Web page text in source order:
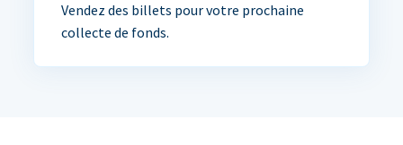
Vendez des billets pour votre prochaine
collecte de fonds.